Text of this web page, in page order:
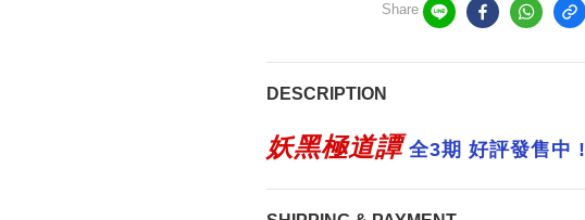
Share
DESCRIPTION
妖黑極道譚 全3期 好評發售中 !